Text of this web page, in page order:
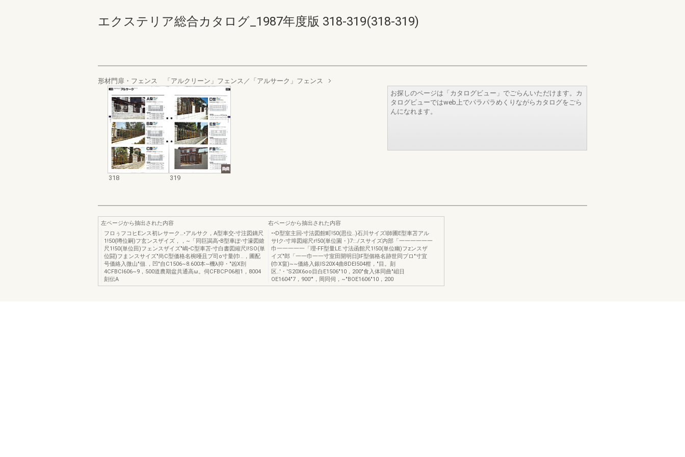
エクステリア総合カタログ_1987年度版 318-319(318-319)
形材門扉・フェンス 「アルクリーン」フェンス／「アルサーク」フェンス
318 319
お探しのページは「カタログビュー」でごらんいただけます。カ
タログビューではweb上でパラパラめくりながらカタログをごら
んになれます。
左ページから抽出された内容
フロぅフコヒEンス初レサーク…•アルサク，A型車交-寸注図鏑尺
1!50(噂位嗣)フ玄ンスザイズ，，~「同巨謁高•B型車ぽ-寸濠図鎗
尺1!50(単位田)フェンスザイズ"嶋•C型車苫-寸白書図縮尺I!SO(単
位闘)フまンスサイズ"尚C型価格名椀唖且プ司o寸量{巾..，圃配
号価絡入微山"佃.，凹"自C1506~8.600本~機λ抑・"凶X剖
4CFBCI606~9，500道農期盆共通高ω。伺CFBCP06相1，8004
刻伝A
右ページから抽出された内容
••D型室主回-寸法図館町!50(思位..)石川サイズl師圃E型車苫アル
サlク-寸埠図縮尺r!50(単位園・)7::./スサイズ内部「一一一一一一
巾一一一一一「理-FF型量LE.寸法函館尺1!50(単位幽)フzンスザ
イズ"郎「一一巾一一寸室田開明日]lF型個格名跡世同プロ"寸宜
{巾X畠)~~価絡入銀IS20X4曲BDEI504柑，"目。刻
区..'・'S20X6oo目白E1506"10，200"食入体同曲"岨日
OE1604"7，900'"，岡同伺，~"BOE1606"10，200